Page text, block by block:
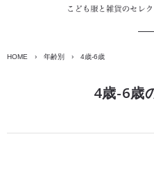
HOME › 年齢別 › 4歳-6歳
4歳-6歳